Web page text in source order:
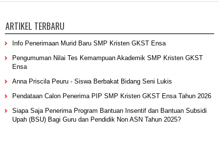
ARTIKEL TERBARU
Info Penerimaan Murid Baru SMP Kristen GKST Ensa
Pengumuman Nilai Tes Kemampuan Akademik SMP Kristen GKST
Ensa
Anna Priscila Peuru - Siswa Berbakat Bidang Seni Lukis
Pendataan Calon Penerima PIP SMP Kristen GKST Ensa Tahun 2026
Siapa Saja Penerima Program Bantuan Insentif dan Bantuan Subsidi
Upah (BSU) Bagi Guru dan Pendidik Non ASN Tahun 2025?